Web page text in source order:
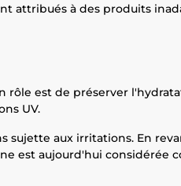
attribués à des produits
est de préserver
UV.
aux irritations. En
est aujourd'hui